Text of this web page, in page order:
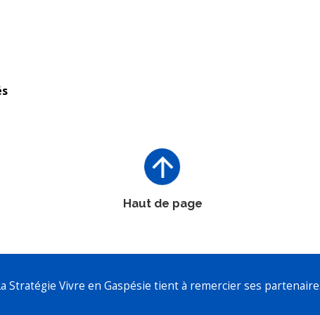
Haut de page
Stratégie Vivre en Gaspésie tient à remercier ses